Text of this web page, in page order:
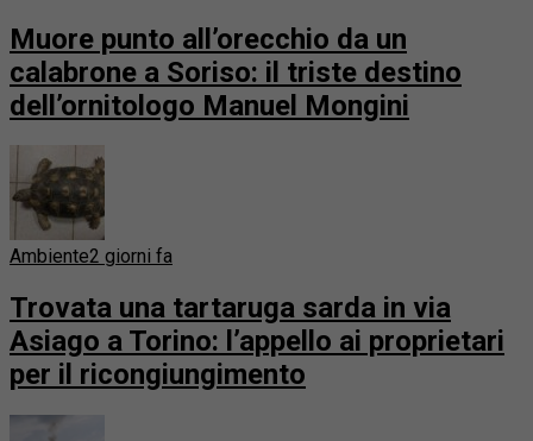
Muore punto all’orecchio da un
calabrone a Soriso: il triste destino
dell’ornitologo Manuel Mongini
Ambiente2 giorni fa
Trovata una tartaruga sarda in via
Asiago a Torino: l’appello ai proprietari
per il ricongiungimento